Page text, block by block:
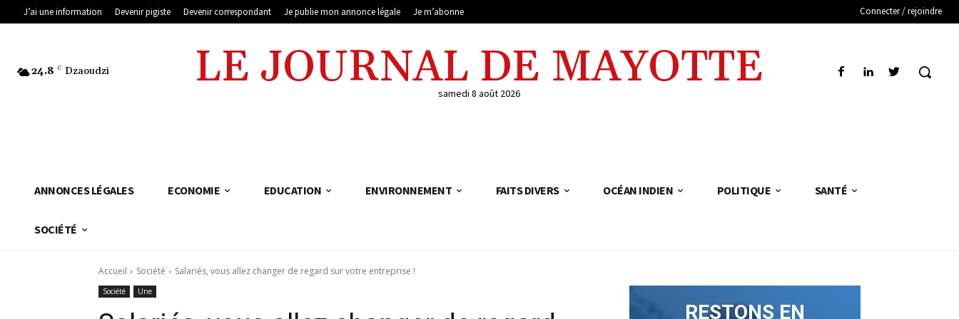
J’ai une information Devenir pigiste Devenir correspondant Je publie mon annonce légale Je m’abonne Connecter / rejoindre
24.8 C Dzaoudzi LE JOURNAL DE MAYOTTE
samedi 8 août 2026
ANNONCES LÉGALES ECONOMIE EDUCATION ENVIRONNEMENT FAITS DIVERS OCÉAN INDIEN POLITIQUE SANTÉ
SOCIÉTÉ
Accueil Société Salariés, vous allez changer de regard sur votre entreprise !
Société Une
RESTONS EN